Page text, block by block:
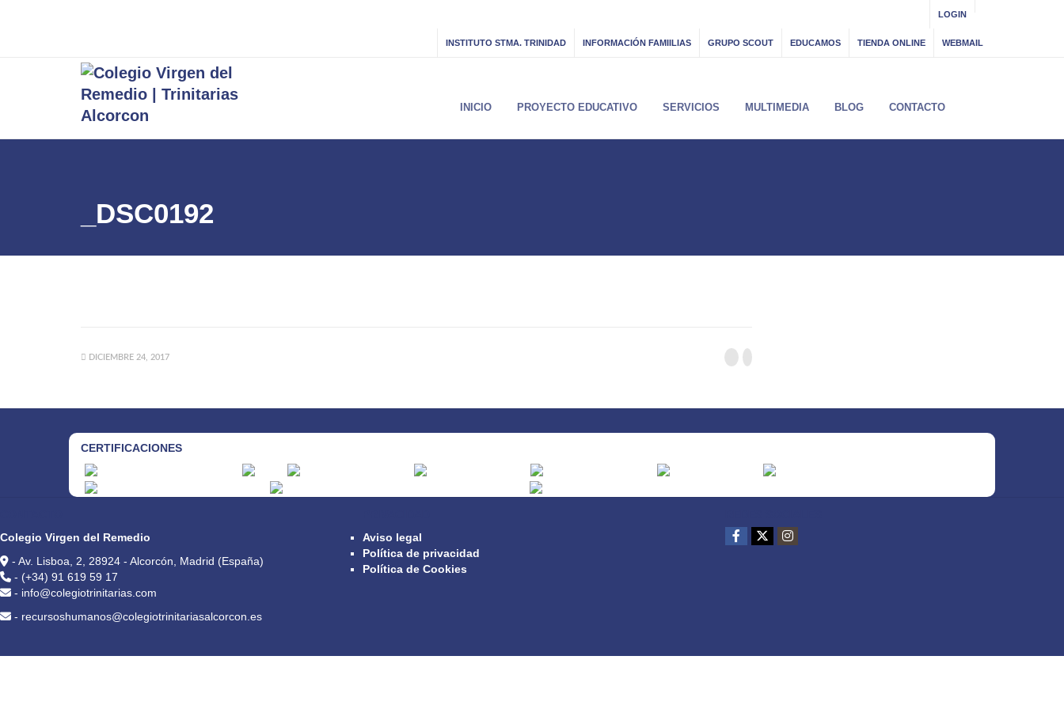
LOGIN
INSTITUTO STMA. TRINIDAD INFORMACIÓN FAMIILIAS GRUPO SCOUT EDUCAMOS TIENDA ONLINE WEBMAIL
INICIO PROYECTO EDUCATIVO SERVICIOS MULTIMEDIA BLOG CONTACTO
_DSC0192
DICIEMBRE 24, 2017
CERTIFICACIONES
Colegio Virgen del Remedio
- Av. Lisboa, 2, 28924 - Alcorcón, Madrid (España)
- (+34) 91 619 59 17
- info@colegiotrinitarias.com
- recursoshumanos@colegiotrinitariasalcorcon.es
Aviso legal
Política de privacidad
Política de Cookies